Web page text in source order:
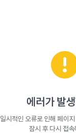
에러가 발
일시적인 오류로 인해 페이
잠시 후 다시 접